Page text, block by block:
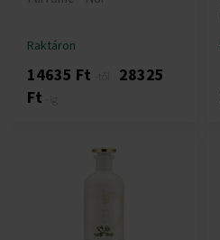
Raktáron
14635 Ft
28325
Ft